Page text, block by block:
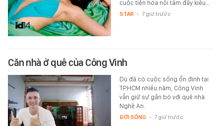
cuộc tiến hóa nội tâm đầy kiêu…
STAR - 7 giờ trước
Căn nhà ở quê của Công Vinh
Dù đã có cuộc sống ổn định tại
TP.HCM nhiều năm, Công Vinh
vẫn giữ sự gắn bó với quê nhà
Nghệ An.
ĐỜI SỐNG - 7 giờ trước